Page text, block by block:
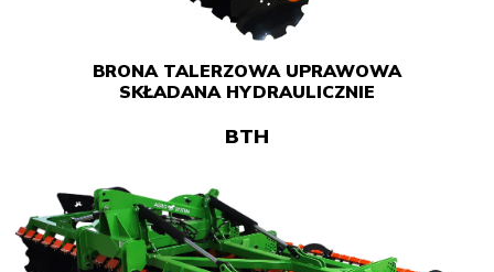
BRONA TALERZOWA UPRAWOWA
SKŁADANA HYDRAULICZNIE
BTH